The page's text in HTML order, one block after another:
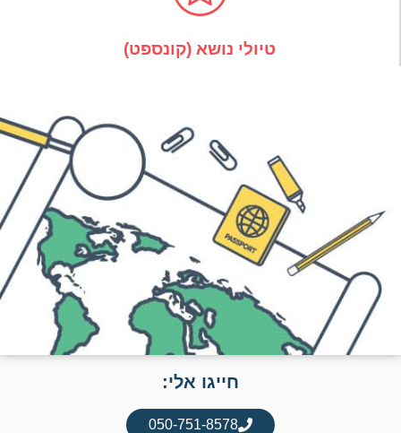
טיולי נושא (קונספט)
חייגו אלי:
050-751-8578